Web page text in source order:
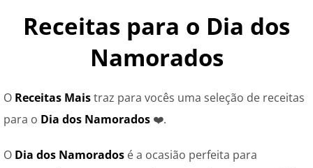
Receitas para o Dia dos
Namorados
O Receitas Maistraz para vocês uma seleção de receitas
para o Dia dos Namorados ❤️.
O Dia dos Namorados é a ocasião perfeita para